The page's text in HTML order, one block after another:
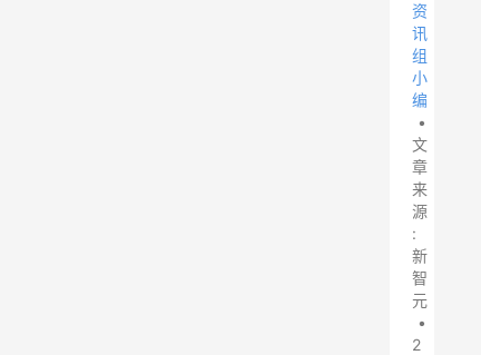
资
讯
组
小
编
•
文
章
来
源
:
新
智
元
•
2